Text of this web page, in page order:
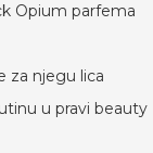
Opium parfema
za njegu lica
u pravi beauty